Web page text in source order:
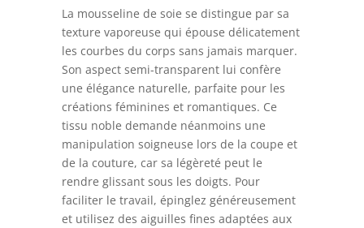
La mousseline de soie se distingue par sa
texture vaporeuse qui épouse délicatement
les courbes du corps sans jamais marquer.
Son aspect semi-transparent lui confère
une élégance naturelle, parfaite pour les
créations féminines et romantiques. Ce
tissu noble demande néanmoins une
manipulation soigneuse lors de la coupe et
de la couture, car sa légèreté peut le
rendre glissant sous les doigts. Pour
faciliter le travail, épinglez généreusement
et utilisez des aiguilles fines adaptées aux